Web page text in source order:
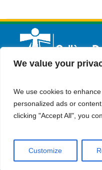
We value your
We use cookies to
personalized ads or
clicking "Accept All", you
Customize
Français
© Copyright 2023